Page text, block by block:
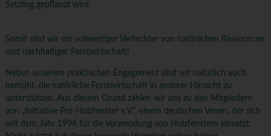
Setzling gepflanzt wird.
Somit sind wir ein vollwertiger Verfechter von natürlichen Ressourcen
und nachhaltiger Forstwirtschaft!
Neben unserem praktischen Engagement sind wir natürlich auch
bemüht, die natürliche Forstwirtschaft in anderer Hinsicht zu
unterstützen. Aus diesem Grund zählen wir uns zu den Mitgliedern
von „Initiative Pro-Holzfenster e.V.“, einem deutschen Verein, der sich
seit dem Jahr 1994 für die Verwendung von Holzfenstern einsetzt.